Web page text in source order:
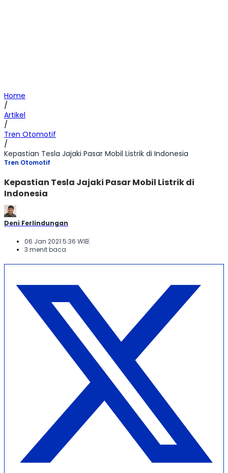
Home
/
Artikel
/
Tren Otomotif
/
Kepastian Tesla Jajaki Pasar Mobil Listrik di Indonesia
Tren Otomotif
Kepastian Tesla Jajaki Pasar Mobil Listrik di
Indonesia
Deni Ferlindungan
06 Jan 2021 5:36 WIB
3 menit baca